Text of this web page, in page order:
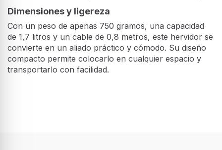
Dimensiones y ligereza
Con un peso de apenas 750 gramos, una capacidad
de 1,7 litros y un cable de 0,8 metros, este hervidor se
convierte en un aliado práctico y cómodo. Su diseño
compacto permite colocarlo en cualquier espacio y
transportarlo con facilidad.